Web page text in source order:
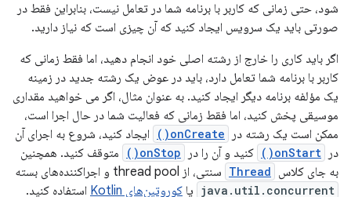
شود، حتی زمانی که کاربر با برنامه شما در تعامل نیست، بنابراین فقط در
صورتی باید یک سرویس ایجاد کنید که آن چیزی است که نیاز دارید.
اگر باید کاری را خارج از رشته اصلی خود انجام دهید، اما فقط زمانی که
کاربر با برنامه شما تعامل دارد، باید در عوض یک رشته جدید در زمینه
یک مؤلفه برنامه دیگر ایجاد کنید. به عنوان مثال، اگر می خواهید مقداری
موسیقی پخش کنید، اما فقط زمانی که فعالیت شما در حال اجرا است،
ممکن است یک رشته در
onCreate()
ایجاد کنید، شروع به اجرای آن
در
onStart() کنید و آن را در onStop()
متوقف کنید. همچنین
به جای کلاس Thread سنتی، از thread pool و اجراکننده‌های بسته
java.util.concurrent یا کوروتین‌های Kotlin
استفاده کنید.